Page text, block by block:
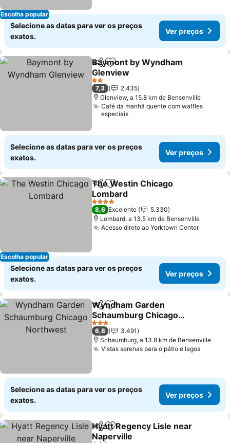
Escolha popular
Selecione as datas para ver os preços
exatos.
Ver preços
PartilharAdicionar aos favoritos
Baymont by Wyndham
Glenview
2 Estrelas
7,3
2.435
Glenview, a 15.8 km de Bensenville
Café da manhã quente com waffles
especiais
Selecione as datas para ver os preços
exatos.
Ver preços
Escolha popular
PartilharAdicionar aos favoritos
The Westin Chicago
Lombard
4 Estrelas
8,6 Excelente
5.330
Lombard, a 13.5 km de Bensenville
Acesso direto ao Yorktown Center
Selecione as datas para ver os preços
exatos.
Ver preços
PartilharAdicionar aos favoritos
Wyndham Garden
Schaumburg Chicago
Northwest
3 Estrelas
6,8
3.491
Schaumburg, a 13.8 km de Bensenville
Vistas serenas para o pátio e lagoa
Selecione as datas para ver os preços
exatos.
Ver preços
PartilharAdicionar aos favoritos
Hyatt Regency Lisle near
Naperville